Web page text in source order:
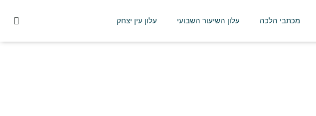
מכתבי הלכה עלון השיעור השבועי עלון עין יצחק